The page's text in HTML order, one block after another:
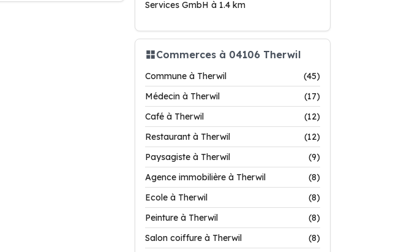
Services GmbH à 1.4 km
Commerces à 04106 Therwil
Commune à Therwil
(45)
Médecin à Therwil
(17)
Café à Therwil
(12)
Restaurant à Therwil
(12)
Paysagiste à Therwil
(9)
Agence immobilière à Therwil
(8)
Ecole à Therwil
(8)
Peinture à Therwil
(8)
Salon coiffure à Therwil
(8)